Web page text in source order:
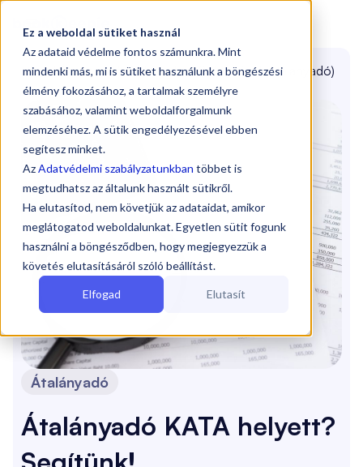
Ez a weboldal sütiket használ
Az adataid védelme fontos számunkra. Mint
mindenki más, mi is sütiket használunk a böngészési
élmény fokozásához, a tartalmak személyre
szabásához, valamint weboldalforgalmunk
elemzéséhez. A sütik engedélyezésével ebben
segítesz minket.
AzAdatvédelmi szabályzatunkban többet is
megtudhatsz az általunk használt sütikről.
Ha elutasítod, nem követjük az adataidat, amikor
meglátogatod weboldalunkat. Egyetlen sütit fogunk
használni a böngésződben, hogy megjegyezzük a
követés elutasításáról szóló beállítást.
Elfogad Elutasít
Blog / Átalányadó KATA helyett? Segítünk!(Átalányadó)
Átalányadó
Átalányadó KATA helyett?